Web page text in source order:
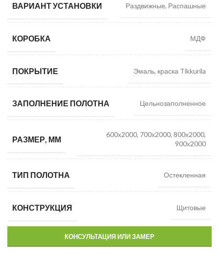
ВАРИАНТ УСТАНОВКИ Раздвижные, Распашные
КОРОБКА МДФ
ПОКРЫТИЕ Эмаль, краска Tikkurila
ЗАПОЛНЕНИЕ ПОЛОТНА Цельнозаполненное
РАЗМЕР, ММ
600х2000, 700х2000, 800х2000,
900х2000
ТИП ПОЛОТНА Остекленная
КОНСТРУКЦИЯ Щитовые
КОНСУЛЬТАЦИЯ ИЛИ ЗАМЕР